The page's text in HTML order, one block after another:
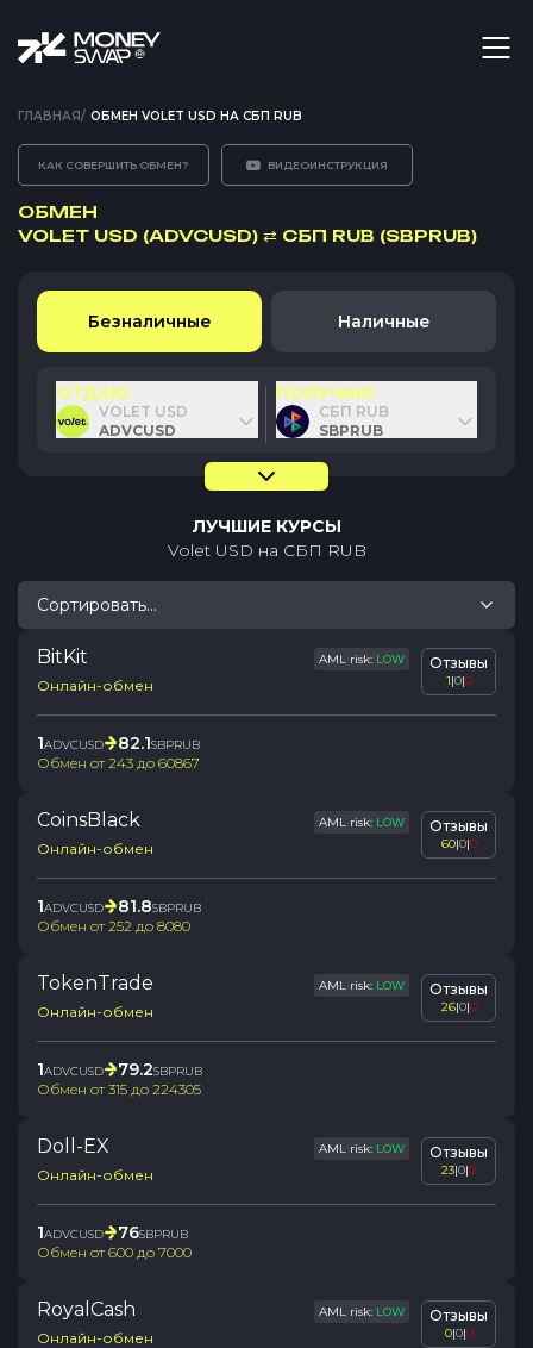
ГЛАВНАЯ/ ОБМЕН VOLET USD НА СБП RUB
КАК СОВЕРШИТЬ ОБМЕН? ВИДЕОИНСТРУКЦИЯ
ОБМЕН
VOLET USD (ADVCUSD) ⇄ СБП RUB (SBPRUB)
Безналичные Наличные
ОТДАЮ
VOLET USD
ADVCUSD
ПОЛУЧАЮ
СБП RUB
SBPRUB
ЛУЧШИЕ КУРСЫ
Volet USD на СБП RUB
Сортировать...
BitKit AML risk: LOW
Онлайн-обмен
Отзывы
1|0|0
1ADVCUSD 82.1SBPRUB
Обмен от243 до 60867
CoinsBlack AML risk: LOW
Онлайн-обмен
Отзывы
60|0|0
1ADVCUSD 81.8SBPRUB
Обмен от252 до 8080
TokenTrade AML risk: LOW
Онлайн-обмен
Отзывы
26|0|0
1ADVCUSD 79.2SBPRUB
Обмен от315 до 224305
Doll-EX AML risk: LOW
Онлайн-обмен
Отзывы
23|0|0
1ADVCUSD 76SBPRUB
Обмен от600 до 7000
RoyalCash AML risk: LOW
Онлайн-обмен
Отзывы
0|0|0